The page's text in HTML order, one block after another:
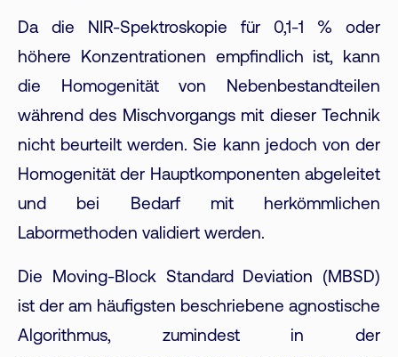
Da die NIR-Spektroskopie für 0,1-1 % oder
höhere Konzentrationen empfindlich ist, kann
die Homogenität von Nebenbestandteilen
während des Mischvorgangs mit dieser Technik
nicht beurteilt werden. Sie kann jedoch von der
Homogenität der Hauptkomponenten abgeleitet
und bei Bedarf mit herkömmlichen
Labormethoden validiert werden.
Die Moving-Block Standard Deviation (MBSD)
ist der am häufigsten beschriebene agnostische
Algorithmus, zumindest in der